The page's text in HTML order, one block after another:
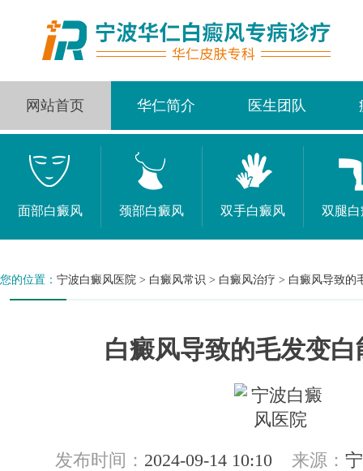
网站首页 华仁简介 医生团队
面部白癜风 颈部白癜风 双手白癜风 双腿
您的位置： 宁波白癜风医院 > 白癜风常识 > 白癜风治疗 > 白癜风导致的
白癜风导致的毛发变
发布时间： 2024-09-14 10:10 来源：